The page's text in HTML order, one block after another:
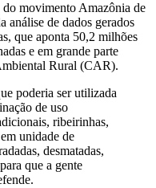
movimento Amazônia de
análise de dados gerados
que aponta 50,2 milhões
e em grande parte
Rural (CAR).
poderia ser utilizada
de uso
ribeirinhas,
unidade de
desmatadas,
que a gente